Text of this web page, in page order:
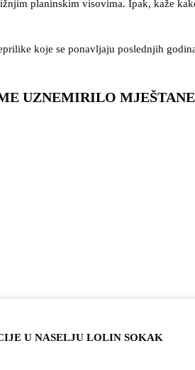
planinskim visovima. Ipak, kaže
koje se ponavljaju poslednjih
UZNEMIRILO
U NASELJU LOLIN SOKAK